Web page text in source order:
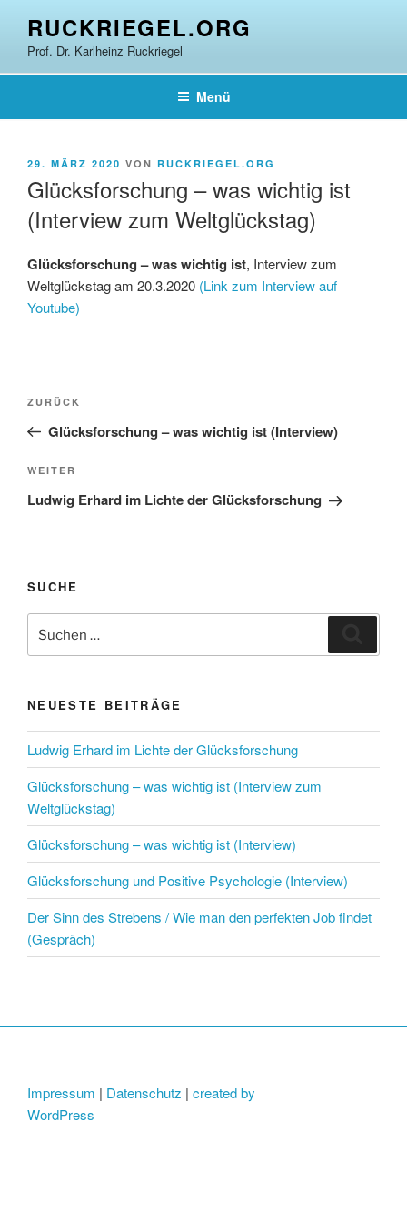
springen
RUCKRIEGEL.ORG
Prof. Dr. Karlheinz Ruckriegel
Menü
VERÖFFENTLICHT
29. MÄRZ 2020 VON RUCKRIEGEL.ORG
Glücksforschung – was wichtig ist
(Interview zum Weltglückstag)
Glücksforschung – was wichtig ist, Interview zum
Weltglückstag am 20.3.2020 (Link zum Interview auf
Youtube)
Beitragsnavigation
Vorheriger
Beitrag
ZURÜCK
Glücksforschung – was wichtig ist (Interview)
Nächster
Beitrag
WEITER
Ludwig Erhard im Lichte der Glücksforschung
SUCHE
nach:
NEUESTE BEITRÄGE
Ludwig Erhard im Lichte der Glücksforschung
Glücksforschung – was wichtig ist (Interview zum
Weltglückstag)
Glücksforschung – was wichtig ist (Interview)
Glücksforschung und Positive Psychologie (Interview)
Der Sinn des Strebens / Wie man den perfekten Job findet
(Gespräch)
Impressum | Datenschutz | created by
WordPress